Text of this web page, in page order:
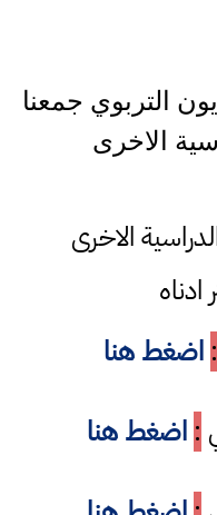
التربوي جمعنا
الاخرى
الاخرى
ادناه
: اضغط هنا
: اضغط هنا